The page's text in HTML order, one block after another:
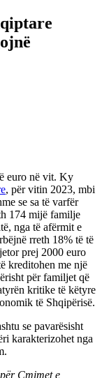
euro në vit. Ky
, për vitin 2023, mbi
se sa të varfër
174 mijë familje
nga të afërmit e
rreth 18% të të
prej 2000 euro
kreditohen me një
për familjet që
kritike të këtyre
të Shqipërisë.
se pavarësisht
karakterizohet nga
Çmimet e